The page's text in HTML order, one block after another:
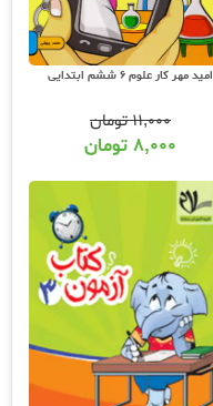
امید مهر کار علوم 6 ششم ابتدایی
۱۱,۰۰۰تومان
۸,۰۰۰ تومان